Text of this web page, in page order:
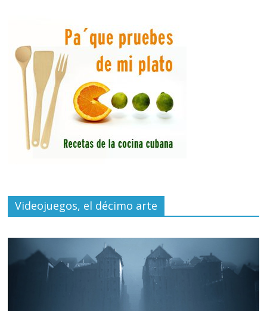
Videojuegos, el décimo arte